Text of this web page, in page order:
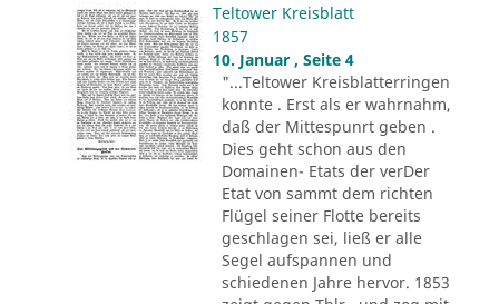
Teltower Kreisblatt
1857
10. Januar , Seite 4
"...Teltower Kreisblatterringen
konnte . Erst als er wahrnahm,
daß der Mittespunrt geben .
Dies geht schon aus den
Domainen- Etats der verDer
Etat von sammt dem richten
Flügel seiner Flotte bereits
geschlagen sei, ließ er alle
Segel aufspannen und
schiedenen Jahre hervor. 1853